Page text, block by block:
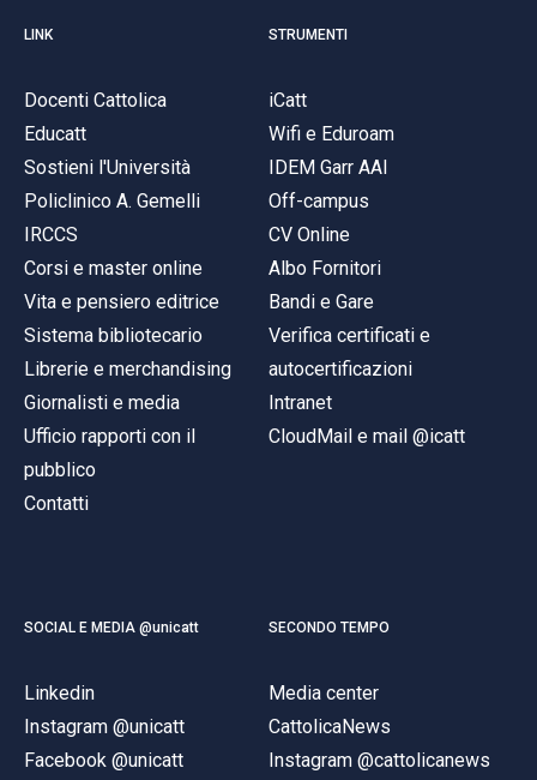
LINK
Docenti Cattolica
Educatt
Sostieni l'Università
Policlinico A. Gemelli
IRCCS
Corsi e master online
Vita e pensiero editrice
Sistema bibliotecario
Librerie e merchandising
Giornalisti e media
Ufficio rapporti con il
pubblico
Contatti
STRUMENTI
iCatt
Wifi e Eduroam
IDEM Garr AAI
Off-campus
CV Online
Albo Fornitori
Bandi e Gare
Verifica certificati e
autocertificazioni
Intranet
CloudMail e mail @icatt
SOCIAL E MEDIA @unicatt
Linkedin
Instagram @unicatt
Facebook @unicatt
SECONDO TEMPO
Media center
CattolicaNews
Instagram @cattolicanews